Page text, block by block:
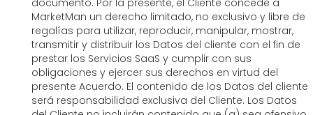
documento. Por la presente, el Cliente concede a
MarketMan un derecho limitado, no exclusivo y libre de
regalías para utilizar, reproducir, manipular, mostrar,
transmitir y distribuir los Datos del cliente con el fin de
prestar los Servicios SaaS y cumplir con sus
obligaciones y ejercer sus derechos en virtud del
presente Acuerdo. El contenido de los Datos del cliente
será responsabilidad exclusiva del Cliente. Los Datos